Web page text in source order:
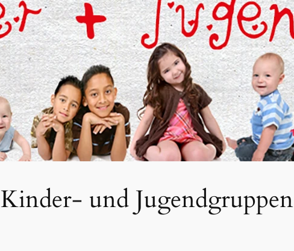
Kinder- und Jugendgruppen